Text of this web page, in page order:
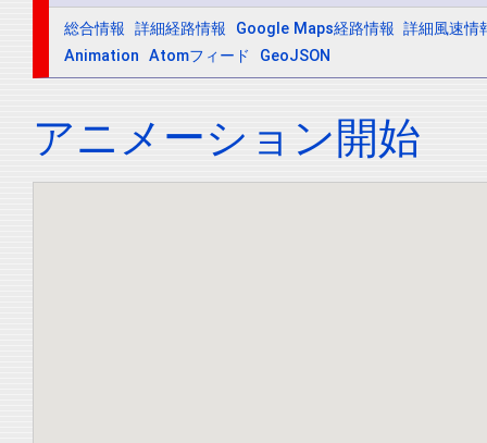
総合情報 詳細経路情報 Google Maps経路情報 詳細風速情
Animation Atomフィード GeoJSON
アニメーション開始